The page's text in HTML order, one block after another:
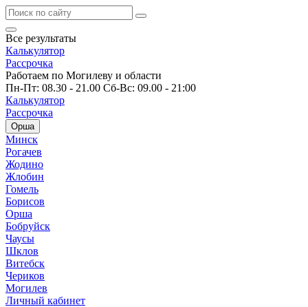
Все результаты
Калькулятор
Рассрочка
Работаем по Могилеву и области
Пн-Пт: 08.30 - 21.00 Сб-Вс: 09.00 - 21:00
Калькулятор
Рассрочка
Орша
Минск
Рогачев
Жодино
Жлобин
Гомель
Борисов
Орша
Бобруйск
Чаусы
Шклов
Витебск
Чериков
Могилев
Личный кабинет